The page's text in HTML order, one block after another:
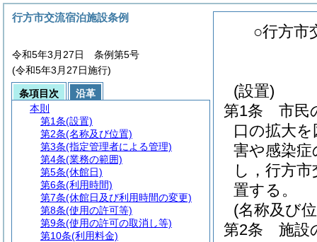
○行方市
(設置)
第1条
市民
口の拡大
害や感染
し，行方
置する。
(名称及び
第2条
施設
行方市交流宿泊施設条例
令和5年3月27日 条例第5号
(令和5年3月27日施行)
条項目次
沿革
本則
第1条(設置)
第2条(名称及び位置)
第3条(指定管理者による管理)
第4条(業務の範囲)
第5条(休館日)
第6条(利用時間)
第7条(休館日及び利用時間の変更)
第8条(使用の許可等)
第9条(使用の許可の取消し等)
第10条(利用料金)